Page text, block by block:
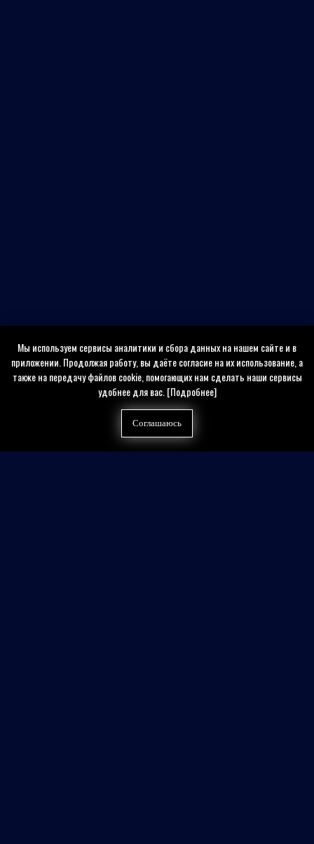
Мы используем сервисы аналитики и сбора данных на нашем сайте и в
приложении. Продолжая работу, вы даёте согласие на их использование, а
также на передачу файлов cookie, помогающих нам сделать наши сервисы
удобнее для вас.[Подробнее]
Соглашаюсь